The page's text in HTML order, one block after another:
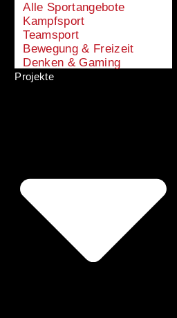
Alle Sportangebote
Kampfsport
Teamsport
Bewegung & Freizeit
Denken & Gaming
Projekte